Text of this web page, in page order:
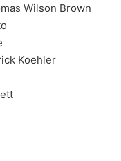
Wilson Brown
Koehler